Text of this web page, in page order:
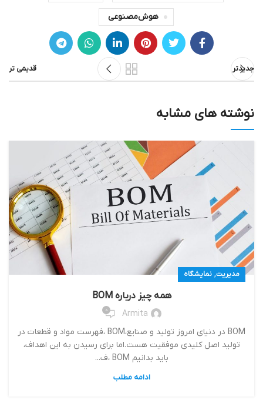
هوش‌مصنوعی
جدیدتر قدیمی تر
نوشته های مشابه
مدیریت, نمایشگاه
همه چیز درباره BOM
Armita
0
BOM در دنیای امروز تولید و صنایع،BOM ،فهرست مواد و قطعات در
تولید اصل کلیدی موفقیت هست.اما برای رسیدن به این اهداف،
باید بدانیم BOM ،ف...
ادامه مطلب